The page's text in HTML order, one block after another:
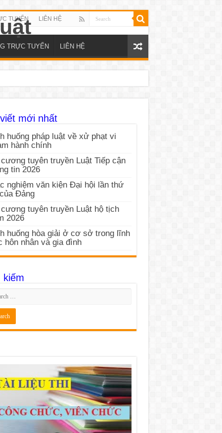
TUYẾN LIÊN HỆ
TRỰC TUYẾN LIÊN HỆ
mới nhất
huống pháp luật về xử phạt vi
hành chính
tuyên truyền Luật Tiếp cận
tin 2026
nghiệm văn kiện Đại hội lần thứ
Đảng
tuyên truyền Luật hộ tịch
2026
huống hòa giải ở cơ sở trong lĩnh
hôn nhân và gia đình
kiếm